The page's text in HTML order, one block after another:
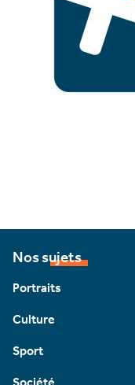
Nos sujets
Portraits
Culture
Sport
Société